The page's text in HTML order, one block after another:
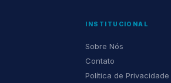
INSTITUCIONAL
Sobre Nós
Contato
Política de Privacidade